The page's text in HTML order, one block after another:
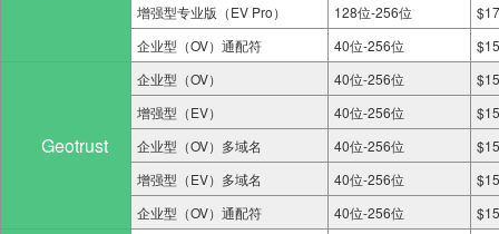
增强型专业版（EV Pro）
128位-256位
企业型（OV）通配符
40位-256位
Geotrust
企业型（OV） 40位-256位
增强型（EV）
40位-256位
企业型（OV）多域名
40位-256位
增强型（EV）多域名
40位-256位
企业型（OV）通配符
40位-256位